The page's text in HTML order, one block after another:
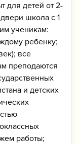
для детей от 2-
школа с 1
ученикам:
ребенку;
все
преподаются
и детских
работы;